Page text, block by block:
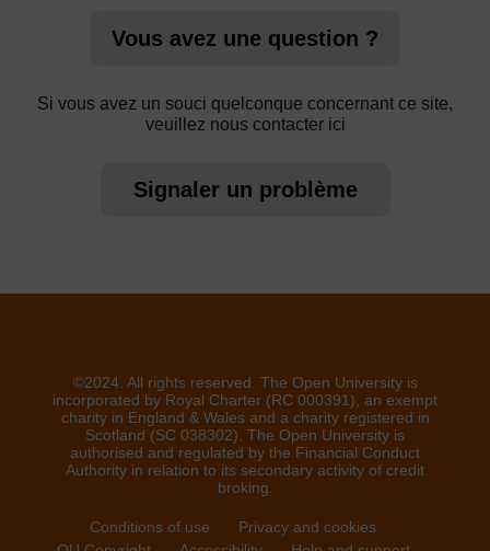
Vous avez une question ?
Si vous avez un souci quelconque concernant ce site,
veuillez nous contacter ici
Signaler un problème
©2024. All rights reserved. The Open University is
incorporated by Royal Charter (RC 000391), an exempt
charity in England & Wales and a charity registered in
Scotland (SC 038302). The Open University is
authorised and regulated by the Financial Conduct
Authority in relation to its secondary activity of credit
broking.
Conditions of use
Privacy and cookies